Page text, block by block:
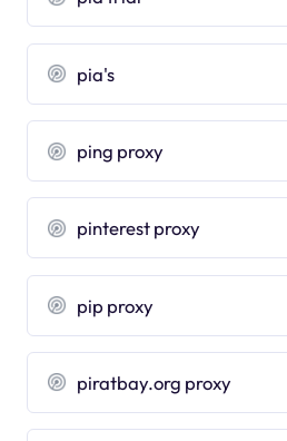
pia's
ping proxy
pinterest proxy
pip proxy
piratbay.org proxy